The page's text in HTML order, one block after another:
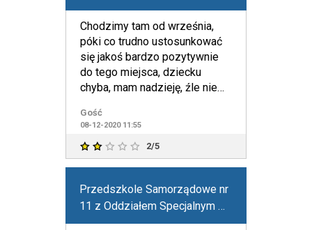
Pięterko
Chodzimy tam od września,
póki co trudno ustosunkować
się jakoś bardzo pozytywnie
do tego miejsca, dziecku
chyba, mam nadzieję, źle nie
Gość
08-12-2020 11:55
2/5
Przedszkole Samorządowe nr
11 z Oddziałem Specjalnym w
Chrzanowie